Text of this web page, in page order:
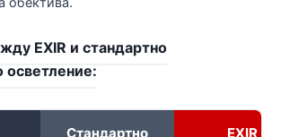
EXIR и стандартно
осветление:
Стандартно
EXIR